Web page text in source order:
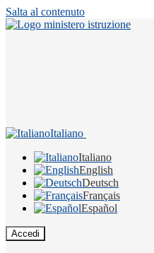
Salta al contenuto
Italiano
Italiano
English
Deutsch
Français
Español
Accedi